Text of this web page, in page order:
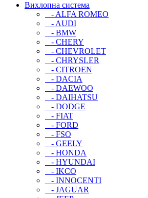
Вихлопна система
- ALFA ROMEO
- AUDI
- BMW
- CHERY
- CHEVROLET
- CHRYSLER
- CITROEN
- DACIA
- DAEWOO
- DAIHATSU
- DODGE
- FIAT
- FORD
- FSO
- GEELY
- HONDA
- HYUNDAI
- IKCO
- INNOCENTI
- JAGUAR